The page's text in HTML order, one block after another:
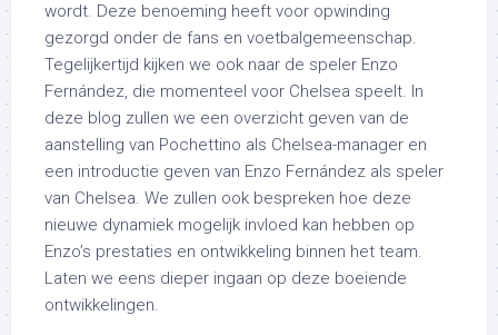
wordt. Deze benoeming heeft voor opwinding
gezorgd onder de fans en voetbalgemeenschap.
Tegelijkertijd kijken we ook naar de speler Enzo
Fernández, die momenteel voor Chelsea speelt. In
deze blog zullen we een overzicht geven van de
aanstelling van Pochettino als Chelsea-manager en
een introductie geven van Enzo Fernández als speler
van Chelsea. We zullen ook bespreken hoe deze
nieuwe dynamiek mogelijk invloed kan hebben op
Enzo’s prestaties en ontwikkeling binnen het team.
Laten we eens dieper ingaan op deze boeiende
ontwikkelingen.